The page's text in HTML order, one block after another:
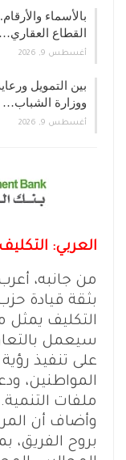
بالأسماء
القطاع العقاري…
أغسطس 9, 2026
ووزارة الشباب…
أغسطس 9, 2026
العربي:
من جانبه،
بثقة قيادة
التكليف يمثل
سيعمل
على تنفيذ
المواطنين،
ملفات التنمية.
وأضاف أن
بروح الفريق،